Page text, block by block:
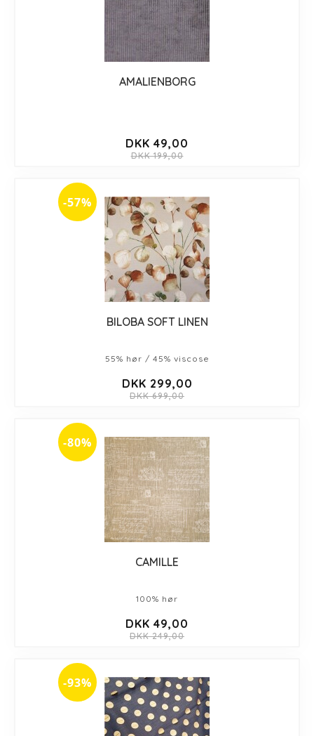
AMALIENBORG
DKK 49,00
DKK 199,00
-57%
BILOBA SOFT LINEN
55% hør / 45% viscose
DKK 299,00
DKK 699,00
-80%
CAMILLE
100% hør
DKK 49,00
DKK 249,00
-93%